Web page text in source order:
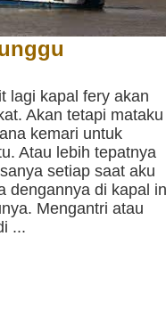
lagi kapal fery akan
Akan tetapi mataku
kemari untuk
Atau lebih tepatnya
setiap saat aku
dengannya di kapal
Mengantri atau
...